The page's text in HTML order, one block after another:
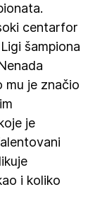
centarfor
šampiona
mu je značio
je
i koliko